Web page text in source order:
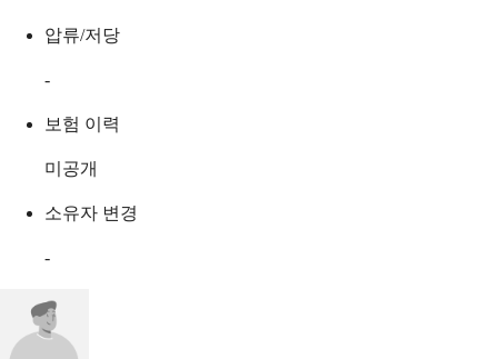
압류/저당
-
보험 이력
미공개
소유자 변경
-